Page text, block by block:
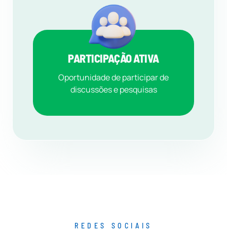
PARTICIPAÇÃO ATIVA
Oportunidade de participar de
discussões e pesquisas
REDES SOCIAIS